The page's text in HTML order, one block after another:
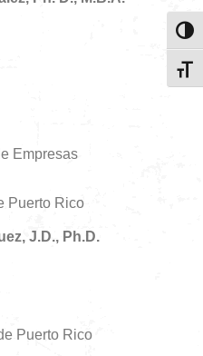
Empresas
Puerto Rico
J.D., Ph.D.
Puerto Rico